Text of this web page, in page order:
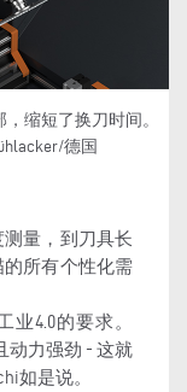
缩短了换刀时间。
德国
量，到刀具长
所有个性化需
业4.0的要求。
动力强劲 - 这就
如是说。